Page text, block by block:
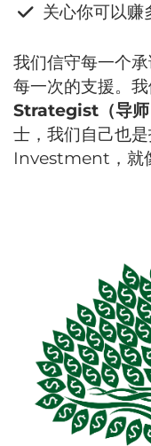
关心你可以赚
我们信守每一个
每一次的支援。
Strategist（导师
士，我们自己也
Investment，就